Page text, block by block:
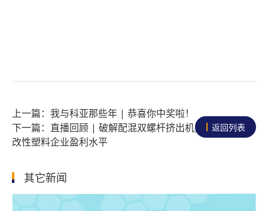
我与科亚那些年 | 恭喜你中奖啦！
直播回顾 | 破解配混双螺杆挤出机技术瓶颈提高
改性塑料企业盈利水平
返回列表
其它新闻